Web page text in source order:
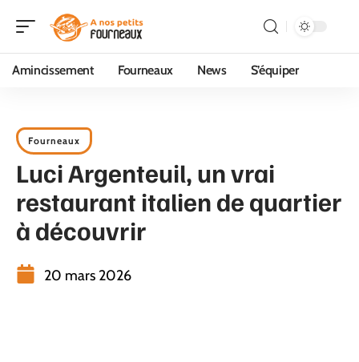
Amincissement Fourneaux News S’équiper
Fourneaux
Luci Argenteuil, un vrai
restaurant italien de quartier
à découvrir
20 mars 2026